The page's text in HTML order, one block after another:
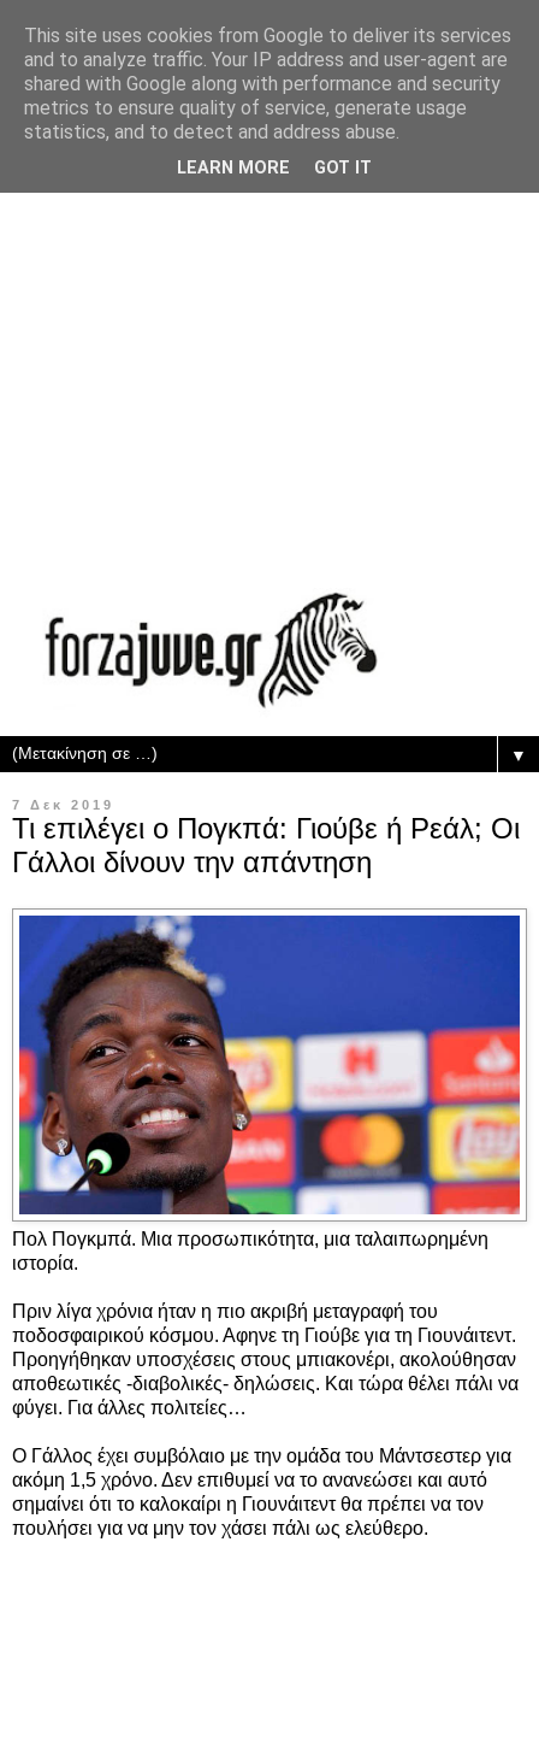
▼
7 Δεκ 2019
Τι επιλέγει ο Πογκπά: Γιούβε ή Ρεάλ; Οι
Γάλλοι δίνουν την απάντηση
Πολ Πογκμπά. Μια προσωπικότητα, μια ταλαιπωρημένη
ιστορία.
Πριν λίγα χρόνια ήταν η πιο ακριβή μεταγραφή του
ποδοσφαιρικού κόσμου. Αφηνε τη Γιούβε για τη Γιουνάιτεντ.
Προηγήθηκαν υποσχέσεις στους μπιακονέρι, ακολούθησαν
αποθεωτικές -διαβολικές- δηλώσεις. Και τώρα θέλει πάλι να
φύγει. Για άλλες πολιτείες…
Ο Γάλλος έχει συμβόλαιο με την ομάδα του Μάντσεστερ για
ακόμη 1,5 χρόνο. Δεν επιθυμεί να το ανανεώσει και αυτό
σημαίνει ότι το καλοκαίρι η Γιουνάιτεντ θα πρέπει να τον
πουλήσει για να μην τον χάσει πάλι ως ελεύθερο.
This site uses cookies from Google to deliver its services
and to analyze traffic. Your IP address and user-agent are
shared with Google along with performance and security
metrics to ensure quality of service, generate usage
statistics, and to detect and address abuse.
LEARN MORE GOT IT